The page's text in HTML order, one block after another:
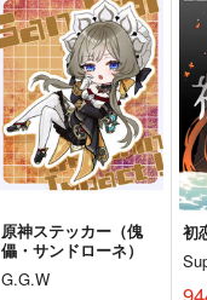
原神ステッカー（傀
儡・サンドローネ）
G.G.W
初